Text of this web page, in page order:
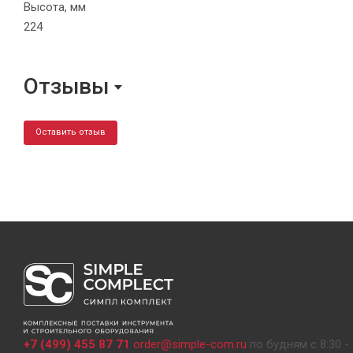
Высота, мм
224
Отзывы
Оставить отзыв
+7 (499) 455 87 71 order@simple-com.ru по будням с 8:30 -